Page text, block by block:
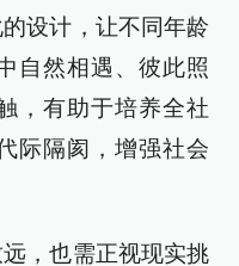
设计，让不同年龄
自然相遇、彼此照
，有助于培养全社
际隔阂，增强社会
，也需正视现实挑